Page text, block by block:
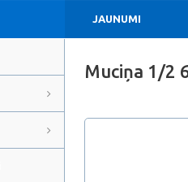
JAUNUMI
Muciņa 1/2